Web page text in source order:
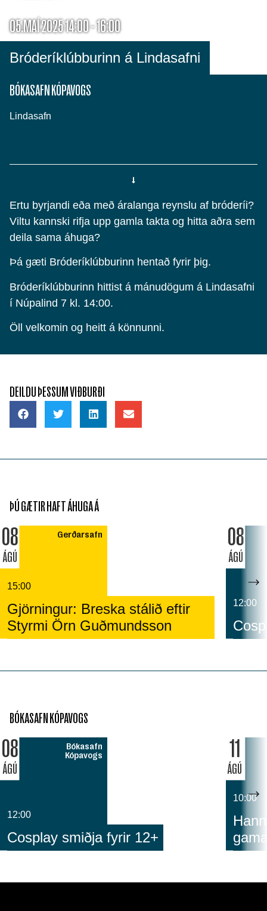
05.MAÍ 2025 14:00 - 16:00
Bróderíklúbburinn á Lindasafni
BÓKASAFN KÓPAVOGS
Lindasafn
Ertu byrjandi eða með áralanga reynslu af bróderíi?
Viltu kannski rifja upp gamla takta og hitta aðra sem
deila sama áhuga?
Þá gæti Bróderíklúbburinn hentað fyrir þig.
Bróderíklúbburinn hittist á mánudögum á Lindasafni
í Núpalind 7 kl. 14:00.
Öll velkomin og heitt á könnunni.
DEILDU ÞESSUM VIÐBURÐI
ÞÚ GÆTIR HAFT ÁHUGA Á
08
ÁGÚ
Gerðarsafn
15:00
Gjörningur: Breska stálið eftir
Styrmi Örn Guðmundsson
08
ÁGÚ
12:00
BÓKASAFN KÓPAVOGS
08
ÁGÚ
Bókasafn
Kópavogs
12:00
Cosplay smiðja fyrir 12+
11
ÁGÚ
10:00